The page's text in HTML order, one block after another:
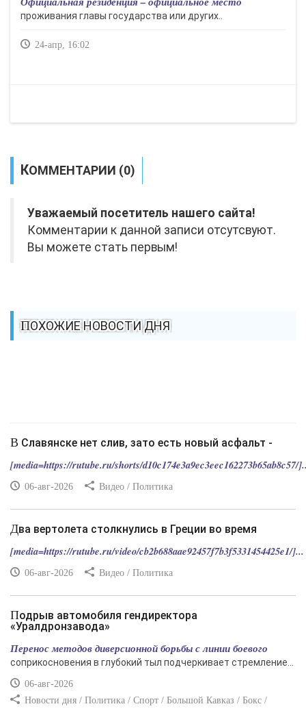
проживания главы государства или других..
24-апр, 16:02
КОММЕНТАРИИ (0)
Уважаемый посетитель нашего сайта!
Комментарии к данной записи отсутсвуют.
Вы можете стать первым!
ПОХОЖИЕ НОВОСТИ ДНЯ
В Славянске нет слив, зато есть новый асфальт -
[media=https://rutube.ru/shorts/d10c174e3a9ec3eec162273b65ab8c57/
06-авг-2026 Видео / Политика
Два вертолета столкнулись в Греции во время
[media=https://rutube.ru/video/cb2b688aae92457f7b3f5331454425e1/]...
06-авг-2026 Видео / Политика
Подрыв автомобиля гендиректора
«Уралдронзавода»
Перенос методов диверсионной борьбы с линии боевого
соприкосновения в глубокий тыл подчеркивает стремление...
06-авг-2026
Новости дня / Политика / Спорт / Большой Кавказ / Бокс /